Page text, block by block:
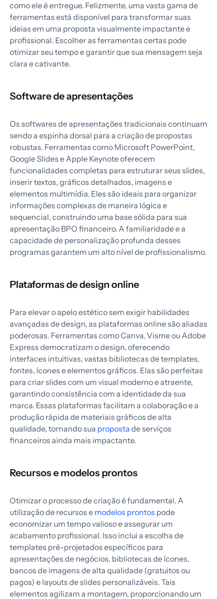
como ele é entregue. Felizmente, uma vasta gama de
ferramentas está disponível para transformar suas
ideias em uma proposta visualmente impactante e
profissional. Escolher as ferramentas certas pode
otimizar seu tempo e garantir que sua mensagem seja
clara e cativante.
Software de apresentações
Os softwares de apresentações tradicionais continuam
sendo a espinha dorsal para a criação de propostas
robustas. Ferramentas como Microsoft PowerPoint,
Google Slides e Apple Keynote oferecem
funcionalidades completas para estruturar seus slides,
inserir textos, gráficos detalhados, imagens e
elementos multimídia. Eles são ideais para organizar
informações complexas de maneira lógica e
sequencial, construindo uma base sólida para sua
apresentação BPO financeiro. A familiaridade e a
capacidade de personalização profunda desses
programas garantem um alto nível de profissionalismo.
Plataformas de design online
Para elevar o apelo estético sem exigir habilidades
avançadas de design, as plataformas online são aliadas
poderosas. Ferramentas como Canva, Visme ou Adobe
Express democratizam o design, oferecendo
interfaces intuitivas, vastas bibliotecas de templates,
fontes, ícones e elementos gráficos. Elas são perfeitas
para criar slides com um visual moderno e atraente,
garantindo consistência com a identidade da sua
marca. Essas plataformas facilitam a colaboração e a
produção rápida de materiais gráficos de alta
qualidade, tornando sua proposta de serviços
financeiros ainda mais impactante.
Recursos e modelos prontos
Otimizar o processo de criação é fundamental. A
utilização de recursos e modelos prontos pode
economizar um tempo valioso e assegurar um
acabamento profissional. Isso inclui a escolha de
templates pré-projetados específicos para
apresentações de negócios, bibliotecas de ícones,
bancos de imagens de alta qualidade (gratuitos ou
pagos) e layouts de slides personalizáveis. Tais
elementos agilizam a montagem, proporcionando um